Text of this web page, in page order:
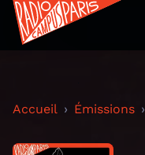
Accueil Émissions